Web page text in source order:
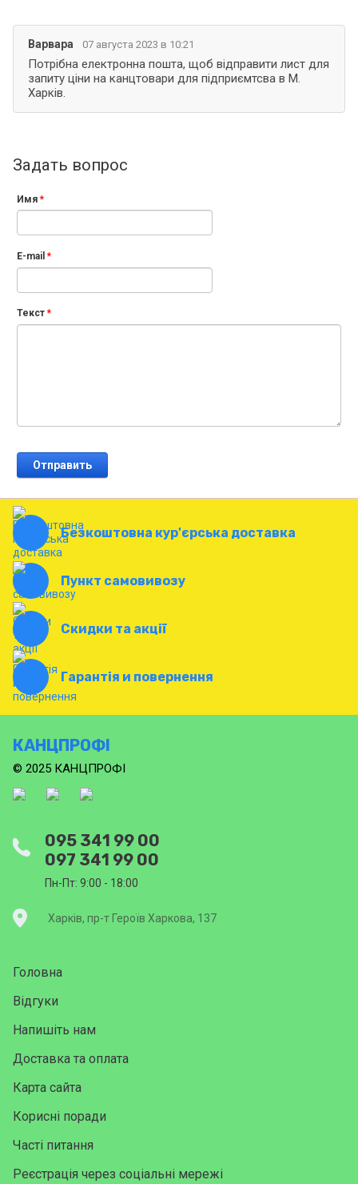
Варвара 07 августа 2023 в 10:21
Потрібна електронна пошта, щоб відправити лист для
запиту ціни на канцтовари для підприємтсва в М.
Харків.
Задать вопрос
Имя*
E-mail*
Текст*
Безкоштовна кур'єрська доставка
Пункт самовивозу
Скидки та акції
Гарантія и повернення
КАНЦПРОФІ
© 2025 КАНЦПРОФІ
095 341 99 00
097 341 99 00
Пн-Пт: 9:00 - 18:00
Харків, пр-т Героїв Харкова, 137
Головна
Відгуки
Напишіть нам
Доставка та оплата
Карта сайта
Корисні поради
Часті питання
Реєстрація через соціальні мережі